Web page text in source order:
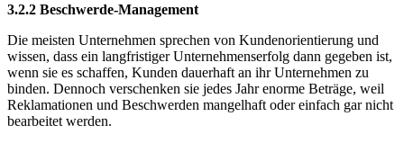
3.2.2 Beschwerde-Management
Die meisten Unternehmen sprechen von Kundenorientierung und
wissen, dass ein langfristiger Unternehmenserfolg dann gegeben ist,
wenn sie es schaffen, Kunden dauerhaft an ihr Unternehmen zu
binden. Dennoch verschenken sie jedes Jahr enorme Beträge, weil
Reklamationen und Beschwerden mangelhaft oder einfach gar nicht
bearbeitet werden.